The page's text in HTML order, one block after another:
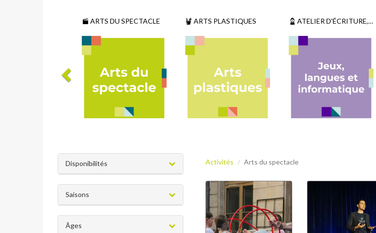
spectacle
ARTS DU SPECTACLE ARTS PLASTIQUES ATELIER D'ÉCRITURE, JEUX D'ÉCHECS, INFORMATIQUE ET JEUNES REPORTERS.
Disponibilités
Saisons
Âges
Activités Arts du spectacle